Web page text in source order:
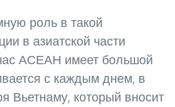
роль в такой
в азиатской части
АСЕАН имеет большой
с каждым днем, в
Вьетнаму, который вносит